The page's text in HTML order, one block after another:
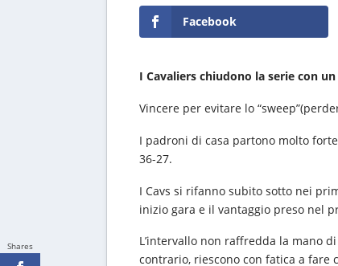
Facebook
I Cavaliers chiudono la serie con
Vincere per evitare lo
I padroni di casa partono molto
36-27.
I Cavs si rifanno subito sotto nei
inizio gara e il vantaggio preso nel
L’intervallo non raffredda la mano
contrario, riescono con fatica a fare
Shares